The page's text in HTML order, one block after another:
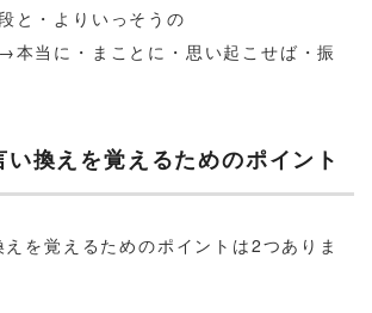
と・よりいっそうの
本当に・まことに・思い起こせば・振
い換えを覚えるためのポイント
を覚えるためのポイントは2つありま